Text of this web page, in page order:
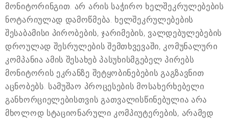
მონიტორინგით. არ არის საჭირო ხელშეკრულებების
ნოტარიულად დამოწმება. ხელშეკრულებების
შესაბამისი პირობების, ჯარიმების, ვალდებულებების
დროულად შესრულების შემთხვევაში, კომუნალური
კომპანია ამის შესახებ პასუხისმგებელ პირებს
მონიტორის ეკრანზე შეტყობინებების გაგზავნით
აცნობებს. სამუშაო პროცესების მოსახერხებელი
განხორციელებისთვის გათვალისწინებულია არა
მხოლოდ სტაციონარული კომპიუტერების, არამედ